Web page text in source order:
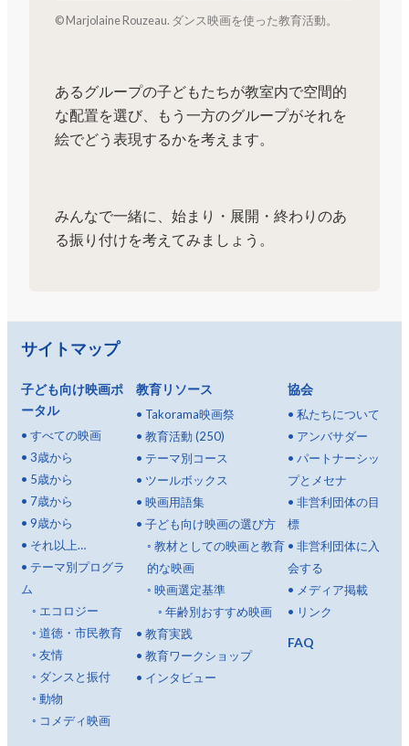
© Marjolaine Rouzeau. ダンス映画を使った教育活動。
あるグループの子どもたちが教室内で空間的
な配置を選び、もう一方のグループがそれを
絵でどう表現するかを考えます。
みんなで一緒に、始まり・展開・終わりのあ
る振り付けを考えてみましょう。
サイトマップ
子ども向け映画ポ
ータル
• すべての映画
• 3歳から
• 5歳から
• 7歳から
• 9歳から
• それ以上…
• テーマ別プログラ
ム
◦ エコロジー
◦ 道徳・市民教育
◦ 友情
◦ ダンスと振付
◦ 動物
◦ コメディ映画
教育リソース
• Takorama映画祭
• 教育活動 (250)
• テーマ別コース
• ツールボックス
• 映画用語集
• 子ども向け映画の選び方
◦ 教材としての映画と教育
的な映画
◦ 映画選定基準
◦ 年齢別おすすめ映画
• 教育実践
• 教育ワークショップ
• インタビュー
協会
•私たちについて
• アンバサダー
•パートナーシッ
プとメセナ
•非営利団体の目
標
•非営利団体に入
会する
• メディア掲載
• リンク
FAQ